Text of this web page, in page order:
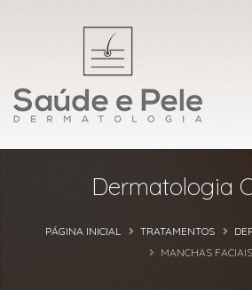
Dermatologia
PÁGINA INICIAL TRATAMENTOS
MANCHAS FACIAIS